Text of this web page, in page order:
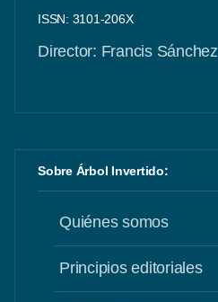
ISSN: 3101-206X
Director: Francis Sánchez
Sobre Árbol Invertido:
Quiénes somos
Principios editoriales